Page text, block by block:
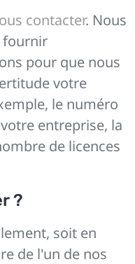
contacter. Nous
fournir
pour que nous
votre
le numéro
entreprise, la
de licences
?
soit en
de l'un de nos